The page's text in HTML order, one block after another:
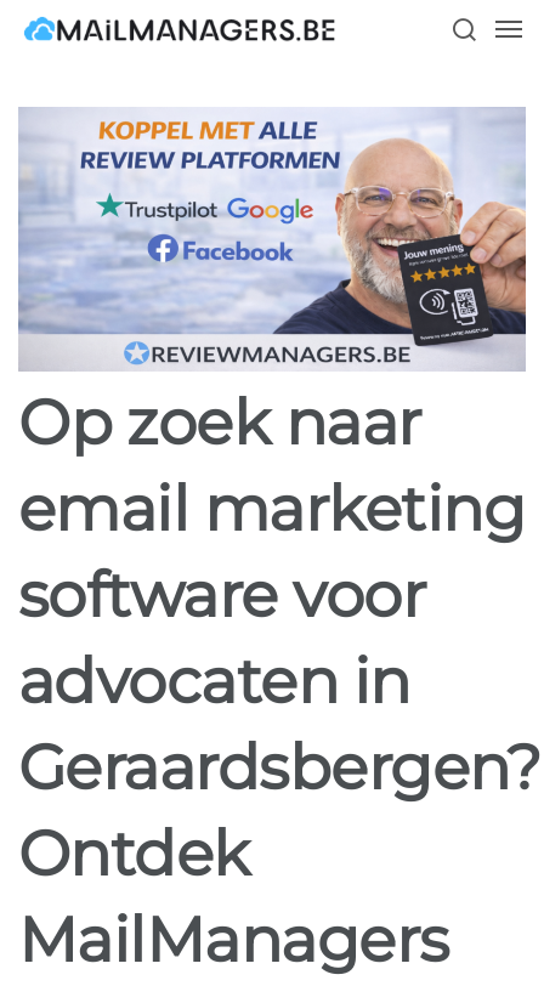
Skip
Op zoek naar
email marketing
software voor
advocaten in
Geraardsbergen?
Ontdek
MailManagers